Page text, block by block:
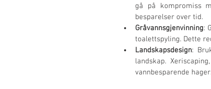
gå på kompromiss
besparelser over tid.
Gråvannsgjenvinning:
toalettspyling. Dette
Landskapsdesign:
landskap.
vannbesparende